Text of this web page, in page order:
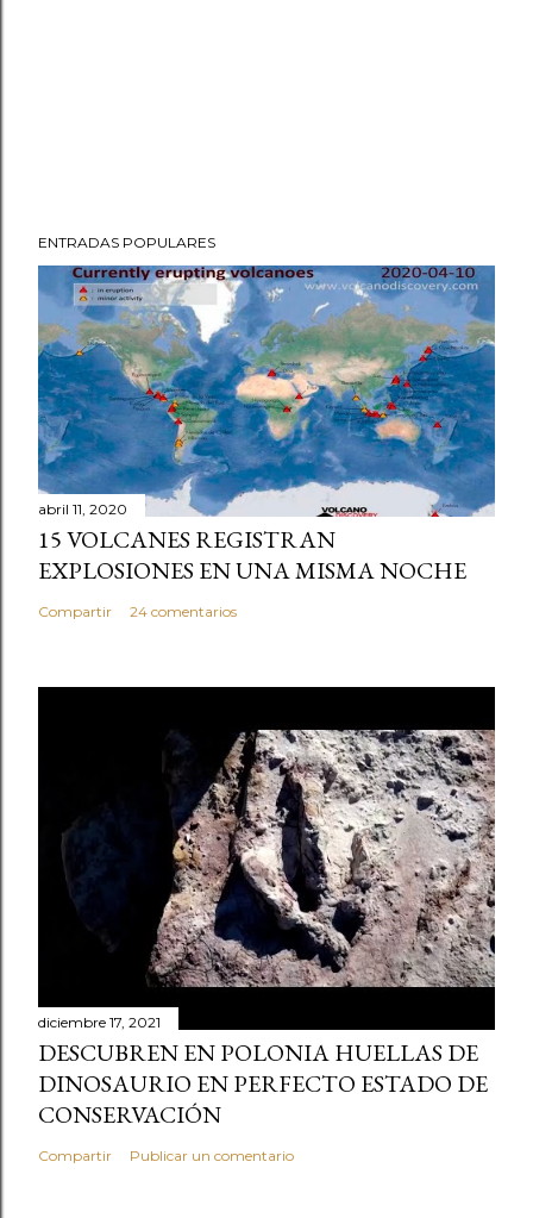
ENTRADAS POPULARES
abril 11, 2020
15 VOLCANES REGISTRAN
EXPLOSIONES EN UNA MISMA NOCHE
Compartir 24 comentarios
diciembre 17, 2021
DESCUBREN EN POLONIA HUELLAS DE
DINOSAURIO EN PERFECTO ESTADO DE
CONSERVACIÓN
Compartir Publicar un comentario